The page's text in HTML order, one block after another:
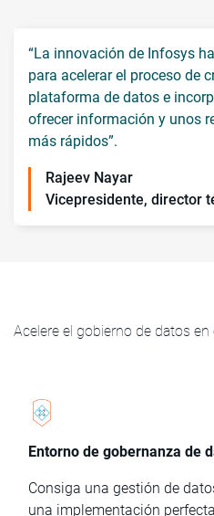
“La innovación de Infosys
para acelerar el proceso de
plataforma de datos e
ofrecer información y unos
más rápidos”.
Rajeev Nayar
Vicepresidente, director
Acelere el gobierno de datos
Entorno de gobernanza de
Consiga una gestión de
una implementación